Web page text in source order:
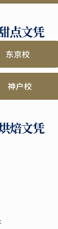
点文凭
东京校
神户校
焙文凭